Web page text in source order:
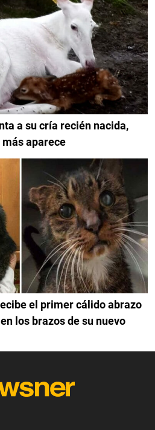
a su cría recién nacida,
aparece
el primer cálido abrazo
los brazos de su nuevo